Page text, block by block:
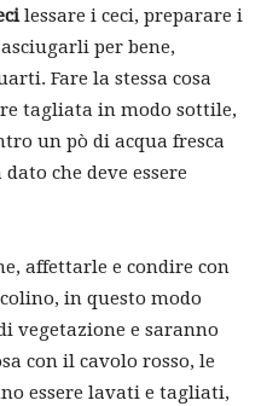
lessare i ceci, preparare i
per bene,
Fare la stessa cosa
tagliata in modo sottile,
un pò di acqua fresca
che deve essere
affettarle e condire con
in questo modo
vegetazione e saranno
con il cavolo rosso, le
essere lavati e tagliati,